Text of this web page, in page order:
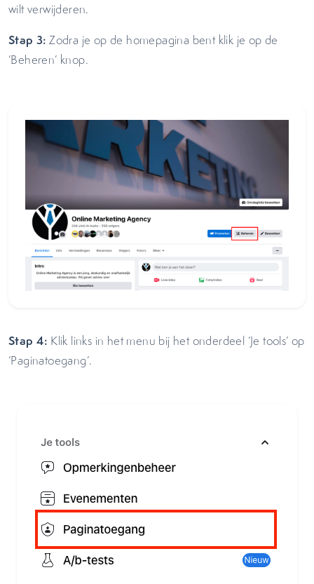
wilt verwijderen.
Stap 3: Zodra je op de homepagina bent klik je op de
‘Beheren’ knop.
Stap 4: Klik links in het menu bij het onderdeel ‘Je tools’ op
‘Paginatoegang’.